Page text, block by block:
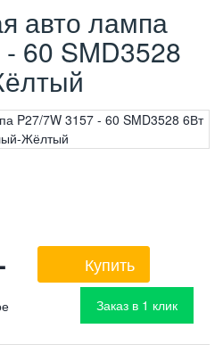
авто лампа
60 SMD3528
Купить
Заказ в 1 клик